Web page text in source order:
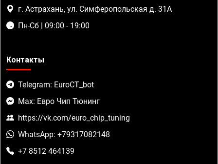
г. Астрахань, ул. Симферопольская д. 31А
Пн-Сб | 09:00 - 19:00
Контакты
Telegram: EuroCT_bot
Max: Евро Чип Тюнинг
https://vk.com/euro_chip_tuning
WhatsApp: +79317082148
+7 8512 464139